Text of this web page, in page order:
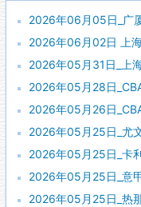
2026年06月05日_广厦
2026年06月02日 上海
2026年05月31日_上海
2026年05月28日_CBA
2026年05月26日_CBA
2026年05月25日_尤文
2026年05月25日_卡利亚
2026年05月25日_意甲
2026年05月25日_热那